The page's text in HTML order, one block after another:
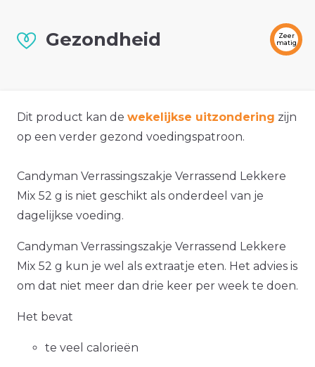
Gezondheid
Zeer
matig
Dit product kan de wekelijkse uitzondering zijn
op een verder gezond voedingspatroon.
Candyman Verrassingszakje Verrassend Lekkere
Mix 52 g is niet geschikt als onderdeel van je
dagelijkse voeding.
Candyman Verrassingszakje Verrassend Lekkere
Mix 52 g kun je wel als extraatje eten. Het advies is
om dat niet meer dan drie keer per week te doen.
Het bevat
te veel calorieën